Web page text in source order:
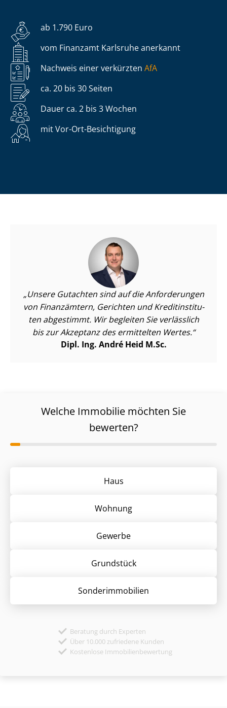
ab 1.790 Euro
vom Finanzamt Karlsruhe anerkannt
Nachweis einer verkürzten AfA
ca. 20 bis 30 Seiten
Dauer ca. 2 bis 3 Wochen
mit Vor-Ort-Besichtigung
Unsere Gutachten sind auf die Anforderungen
von Finanzämtern, Gerichten und Kre­dit­in­sti­tu­
ten abgestimmt. Wir begleiten Sie verlässlich
bis zur Akzeptanz des ermittelten Wertes.
Dipl. Ing. André Heid M.Sc.
Welche Immobilie möchten Sie
bewerten?
Haus
Wohnung
Gewerbe
Grund­stück
Sonder­immobilien
Beratung durch Experten
Über 10.000 zufriedene Kunden
Kostenlose Immobilienbewertung